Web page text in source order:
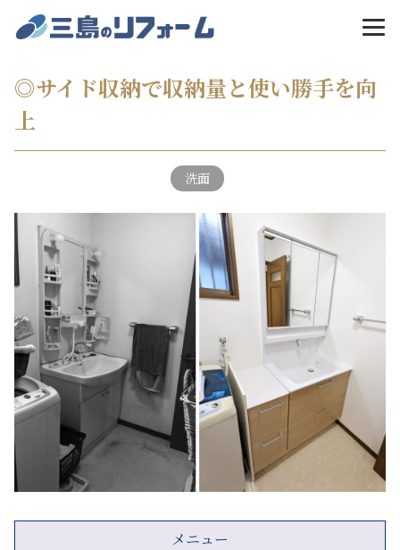
◎サイド収納で収納量と使い勝手を向
上
洗面
メニュー